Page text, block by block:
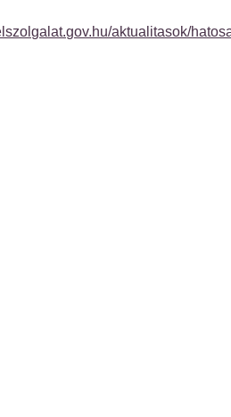
aktualitasok/